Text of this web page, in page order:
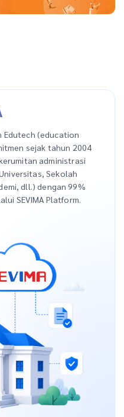
Edutech (education
sejak tahun 2004
administrasi
Sekolah
dll.) dengan 99%
SEVIMA Platform.